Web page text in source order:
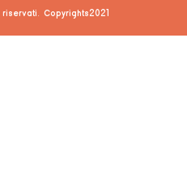
Copyrights2021